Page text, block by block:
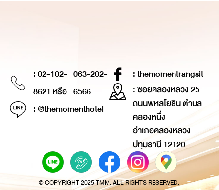
: 02-102-
8621 หรือ
063-202-
6566
: @themomenthotel
: themomentrangsit
: ซอยคลองหลวง 25
ถนนพหลโยธิน ตำบล
คลองหนึ่ง
อำเภอคลองหลวง
ปทุมธานี 12120
© COPYRIGHT 2025 TMM. ALL RIGHTS RESERVED.